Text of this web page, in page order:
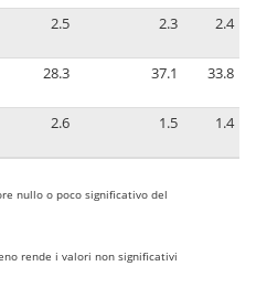
2.5 2.3 2.4
28.3 37.1 33.8
2.6 1.5 1.4
nullo o poco significativo del
rende i valori non significativi